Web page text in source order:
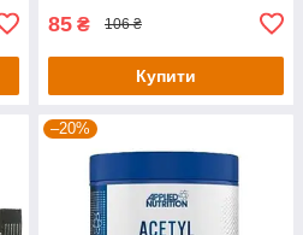
85 ₴ 106 ₴
Купити
–20%